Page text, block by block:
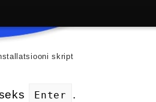
skript
Enter .